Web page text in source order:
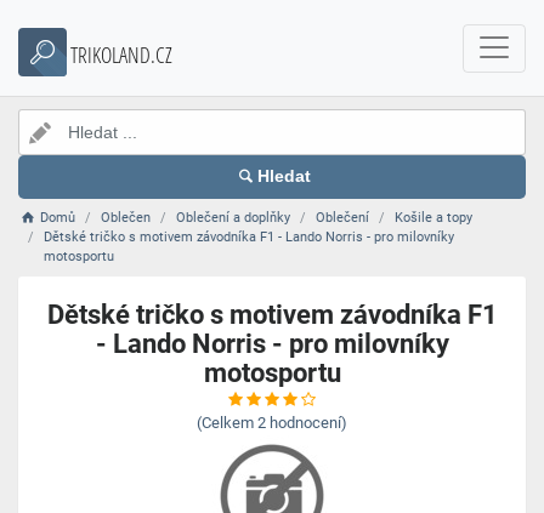
TRIKOLAND.CZ
Hledat
Domů Oblečen Oblečení a doplňky Oblečení
Košile a topy
Dětské tričko s motivem závodníka F1 - Lando Norris - pro milovníky
motosportu
Dětské tričko s motivem závodníka F1
- Lando Norris - pro milovníky
motosportu
(Celkem 2 hodnocení)